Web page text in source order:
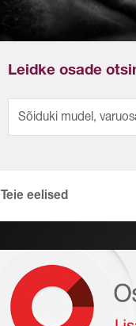
Leidke osade
Teie eelised